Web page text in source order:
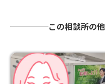
この相談所の